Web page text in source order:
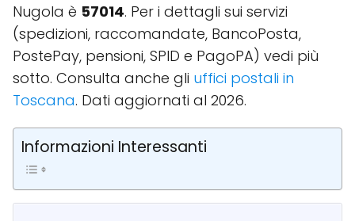
Nugola è 57014. Per i dettagli sui servizi
(spedizioni, raccomandate, BancoPosta,
PostePay, pensioni, SPID e PagoPA) vedi più
sotto. Consulta anche gli uffici postali in
Toscana. Dati aggiornati al 2026.
Informazioni Interessanti